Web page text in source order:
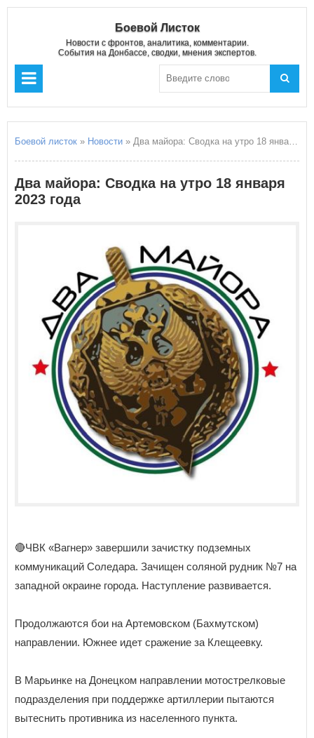
Боевой Листок
Новости с фронтов, аналитика, комментарии.
События на Донбассе, сводки, мнения экспертов.
Боевой листок » Новости » Два майора: Сводка на утро 18 января 2023 года
Два майора: Сводка на утро 18 января
2023 года
🔴ЧВК «Вагнер» завершили зачистку подземных
коммуникаций Соледара. Зачищен соляной рудник №7 на
западной окраине города. Наступление развивается.
Продолжаются бои на Артемовском (Бахмутском)
направлении. Южнее идет сражение за Клещеевку.
В Марьинке на Донецком направлении мотострелковые
подразделения при поддержке артиллерии пытаются
вытеснить противника из населенного пункта.